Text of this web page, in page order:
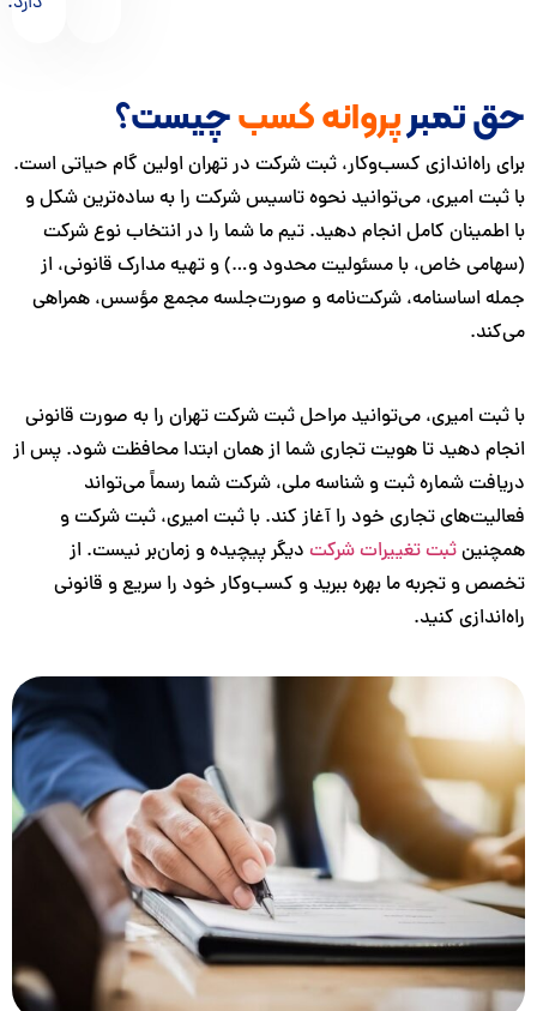
تمبرپروانه کسبچیست؟
راه‌اندازی کسب‌وکار، ثبت شرکت در تهران اولین گام حیاتی است.
امیری، می‌توانید نحوه تاسیس شرکت را به ساده‌ترین شکل و
کامل انجام دهید. تیم ما شما را در انتخاب نوع شرکت
خاص، با مسئولیت محدود و…) و تهیه مدارک قانونی، از
اساسنامه، شرکت‌نامه و صورت‌جلسه مجمع مؤسس، همراهی
امیری، می‌توانید مراحل ثبت شرکت تهران را به صورت قانونی
دهید تا هویت تجاری شما از همان ابتدا محافظت شود. پس از
شماره ثبت و شناسه ملی، شرکت شما رسماً می‌تواند
تجاری خود را آغاز کند. با ثبت امیری، ثبت شرکت و
ثبت تغییرات شرکتدیگر پیچیده و زمان‌بر نیست. از
و تجربه ما بهره ببرید و کسب‌وکار خود را سریع و قانونی
کنید.